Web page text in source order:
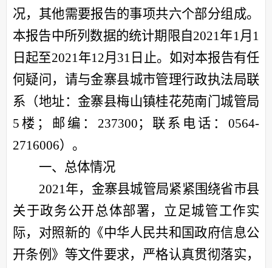
况，其他需要报告的事项共六个部分组成。
本报告中所列数据的统计期限自2021年1月1
日起至2021年12月31日止。如对本报告有任
何疑问，请与金寨县城市管理行政执法局联
系（地址： 金寨县梅山镇桂花苑南门城管局
5 楼；邮编： 237300；联系电话：0564-
2716006）。
一、总体情况
2021年， 金寨县城管局紧紧围绕省市县
关于政务公开总体部署， 立足城管工作实
际， 对照新的 《中华人民共和国政府信息公
开条例》等文件要求， 严格认真贯彻落实，